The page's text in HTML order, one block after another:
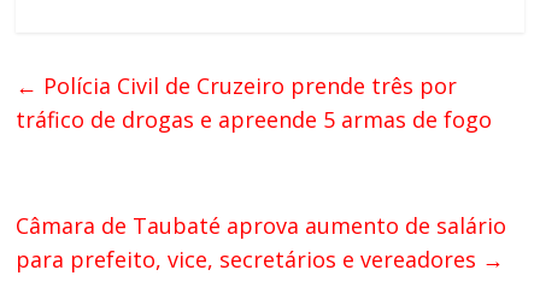
← Polícia Civil de Cruzeiro prende três por
tráfico de drogas e apreende 5 armas de fogo
Câmara de Taubaté aprova aumento de salário
para prefeito, vice, secretários e vereadores →